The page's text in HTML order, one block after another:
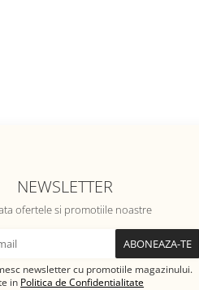
NEWSLETTER
ofertele si promotiile noastre
newsletter cu promotiile magazinului.
in Politica de Confidentialitate